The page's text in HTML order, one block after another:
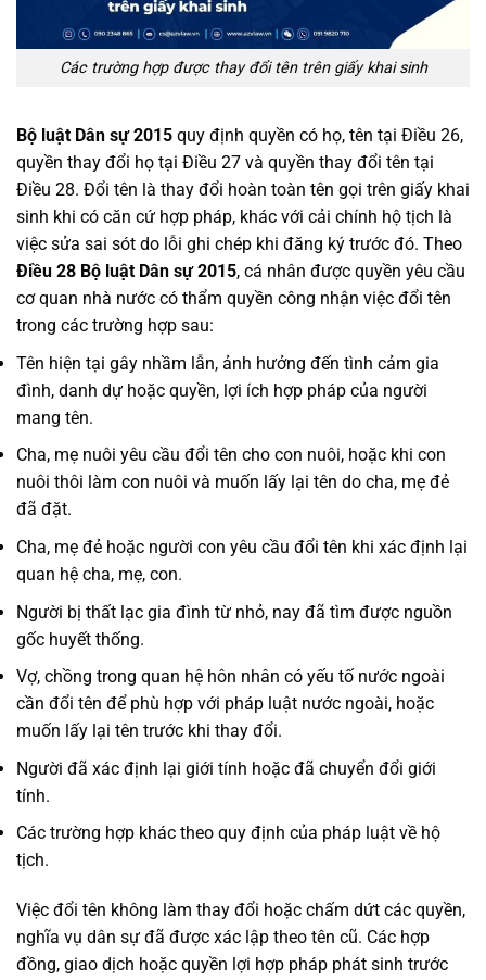
Các trường hợp được thay đổi tên trên giấy khai sinh
Bộ luật Dân sự 2015 quy định quyền có họ, tên tại Điều 26,
quyền thay đổi họ tại Điều 27 và quyền thay đổi tên tại
Điều 28. Đổi tên là thay đổi hoàn toàn tên gọi trên giấy khai
sinh khi có căn cứ hợp pháp, khác với cải chính hộ tịch là
việc sửa sai sót do lỗi ghi chép khi đăng ký trước đó. Theo
Điều 28 Bộ luật Dân sự 2015, cá nhân được quyền yêu cầu
cơ quan nhà nước có thẩm quyền công nhận việc đổi tên
trong các trường hợp sau:
Tên hiện tại gây nhầm lẫn, ảnh hưởng đến tình cảm gia
đình, danh dự hoặc quyền, lợi ích hợp pháp của người
mang tên.
Cha, mẹ nuôi yêu cầu đổi tên cho con nuôi, hoặc khi con
nuôi thôi làm con nuôi và muốn lấy lại tên do cha, mẹ đẻ
đã đặt.
Cha, mẹ đẻ hoặc người con yêu cầu đổi tên khi xác định lại
quan hệ cha, mẹ, con.
Người bị thất lạc gia đình từ nhỏ, nay đã tìm được nguồn
gốc huyết thống.
Vợ, chồng trong quan hệ hôn nhân có yếu tố nước ngoài
cần đổi tên để phù hợp với pháp luật nước ngoài, hoặc
muốn lấy lại tên trước khi thay đổi.
Người đã xác định lại giới tính hoặc đã chuyển đổi giới
tính.
Các trường hợp khác theo quy định của pháp luật về hộ
tịch.
Việc đổi tên không làm thay đổi hoặc chấm dứt các quyền,
nghĩa vụ dân sự đã được xác lập theo tên cũ. Các hợp
đồng, giao dịch hoặc quyền lợi hợp pháp phát sinh trước